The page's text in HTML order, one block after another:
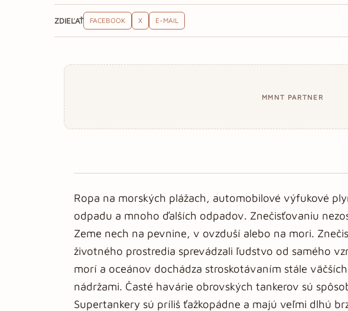
ZDIEĽAŤ FACEBOOK X E-MAIL
MMNT PARTNER
Ropa na morských plážach, automobilové výfukové
odpadu a mnoho ďalších odpadov. Znečisťovaniu
Zeme nech na pevnine, v ovzduší alebo na mori.
životného prostredia sprevádzali ľudstvo od samého
morí a oceánov dochádza stroskotávaním stále
nádržami. Časté havárie obrovských tankerov sú
Supertankery sú príliš ťažkopádne a majú veľmi dlhú